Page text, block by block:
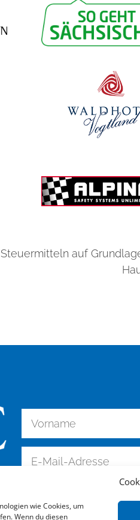
wie Cookies, um
Wenn du diesen
auf